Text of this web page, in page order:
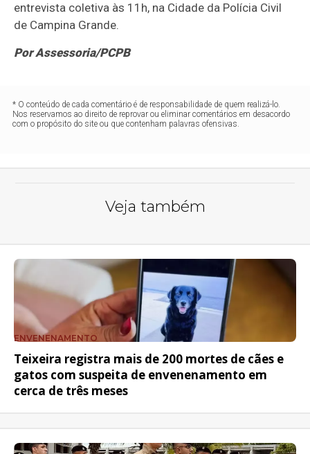
entrevista coletiva às 11h, na Cidade da Polícia Civil
de Campina Grande.
Por Assessoria/PCPB
* O conteúdo de cada comentário é de responsabilidade de quem realizá-lo.
Nos reservamos ao direito de reprovar ou eliminar comentários em desacordo
com o propósito do site ou que contenham palavras ofensivas.
Veja também
ENVENENAMENTO
Teixeira registra mais de 200 mortes de cães e
gatos com suspeita de envenenamento em
cerca de três meses